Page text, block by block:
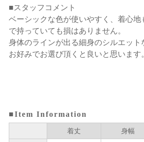
■スタッフコメント
ベーシックな色が使いやすく、着心地
で持っていても損はありません。
身体のラインが出る細身のシルエット
お好みでお選び頂くと良いと思います
■Item Information
着丈 身幅